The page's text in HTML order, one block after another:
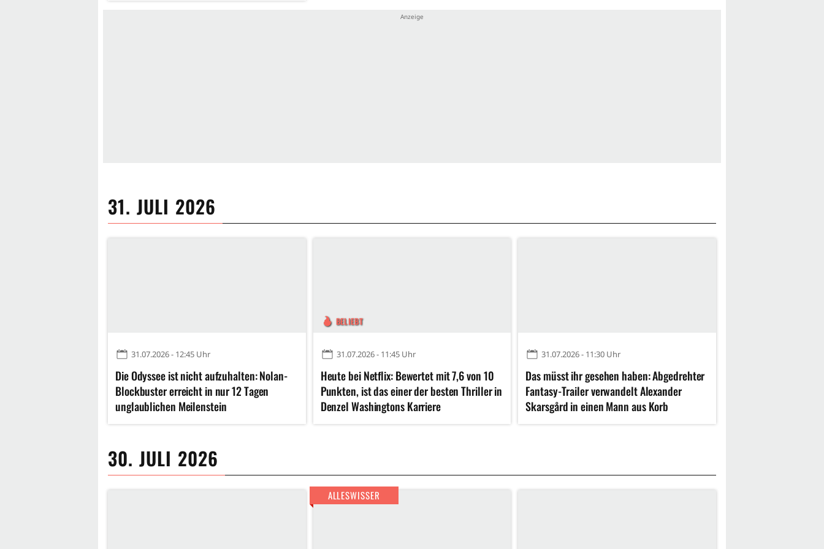
31. JULI 2026
31.07.2026 - 12:45 Uhr
Die Odyssee ist nicht aufzuhalten: Nolan-
Blockbuster erreicht in nur 12 Tagen
unglaublichen Meilenstein
BELIEBT
31.07.2026 - 11:45 Uhr
Heute bei Netflix: Bewertet mit 7,6 von 10
Punkten, ist das einer der besten Thriller in
Denzel Washingtons Karriere
31.07.2026 - 11:30 Uhr
Das müsst ihr gesehen haben: Abgedrehter
Fantasy-Trailer verwandelt Alexander
Skarsgård in einen Mann aus Korb
30. JULI 2026
ALLESWISSER